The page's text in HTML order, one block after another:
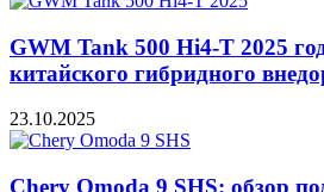
GWM Tank 500 Hi4-T 2025
китайского гибридного
23.10.2025
Chery Omoda 9 SHS: обзор